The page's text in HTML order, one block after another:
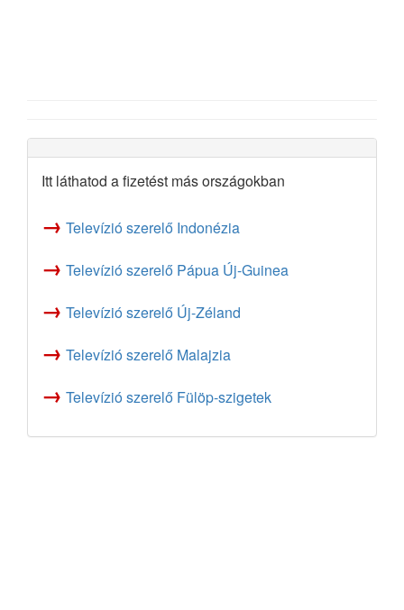
Itt láthatod a fizetést más országokban
→ Televízió szerelő Indonézia
→ Televízió szerelő Pápua Új-Guinea
→ Televízió szerelő Új-Zéland
→ Televízió szerelő Malajzia
→ Televízió szerelő Fülöp-szigetek